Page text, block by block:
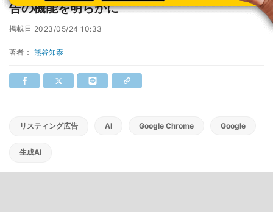
告の機能を明らかに
掲載日 2023/05/24 10:33
著者： 熊谷知泰
リスティング広告 AI Google Chrome Google
生成AI